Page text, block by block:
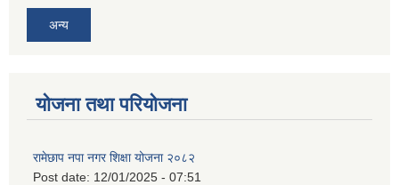
अन्य
योजना तथा परियोजना
रामेछाप नपा नगर शिक्षा योजना २०८२
Post date: 12/01/2025 - 07:51